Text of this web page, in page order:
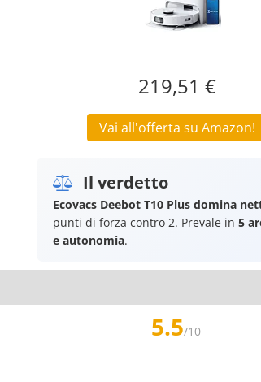
219,51 €
Vai all'offerta su Amazon!
Il verdetto
Ecovacs Deebot T10 Plus domina
punti di forza contro 2. Prevale in 5
e autonomia.
5.5/10